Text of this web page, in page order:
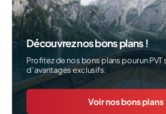
Découvrez nos bons plans !
Profitez de nos bons plans pour un PVT
d’avantages exclusifs.
Voir nos bons plans